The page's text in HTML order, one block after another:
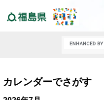
カレンダーでさがす